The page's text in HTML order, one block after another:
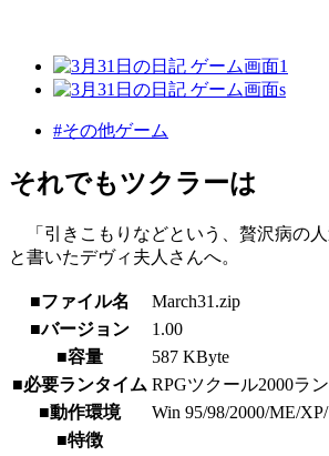
#その他ゲーム
それでもツクラーは
「引きこもりなどという、贅沢病の
と書いたデヴィ夫人さんへ。
■ファイル名
March31.zip
■バージョン
1.00
■容量
587 KByte
■必要ランタイム RPGツクール2000ラ
■動作環境
Win 95/98/2000/ME/
■特徴